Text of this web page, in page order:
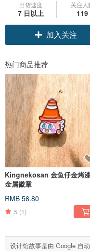
出货速度
7 日以上
关注人
119
领优惠券
热门商品推荐
Kingnekosan 金鱼仔金烤
金属徽章
RMB 56.80
5 (1)
设计馆故事是由 Google 自